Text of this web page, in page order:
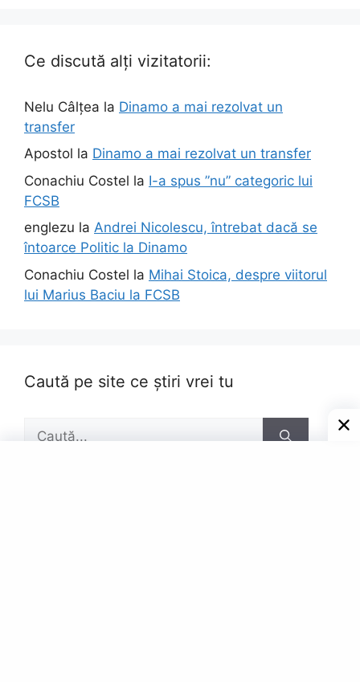
Ce discută alți vizitatorii:
Nelu Câlțea la Dinamo a mai rezolvat un
transfer
Apostol la Dinamo a mai rezolvat un transfer
Conachiu Costel la I-a spus ”nu” categoric lui
FCSB
englezu la Andrei Nicolescu, întrebat dacă se
întoarce Politic la Dinamo
Conachiu Costel la Mihai Stoica, despre viitorul
lui Marius Baciu la FCSB
Caută pe site ce știri vrei tu
după: